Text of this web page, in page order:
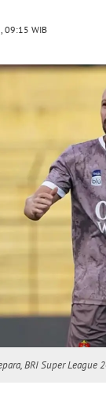
09:15 WIB
BRI Super League